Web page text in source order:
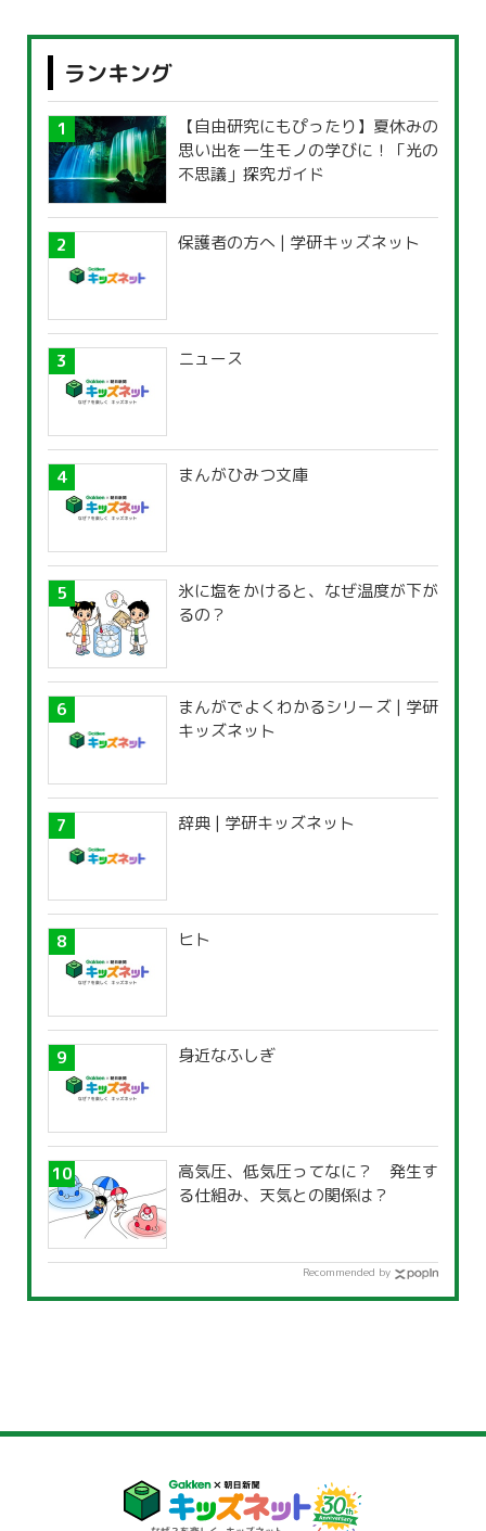
ランキング
【自由研究にもぴったり】夏休みの
思い出を一生モノの学びに！「光の
不思議」探究ガイド
保護者の方へ | 学研キッズネット
ニュース
まんがひみつ文庫
氷に塩をかけると、なぜ温度が下が
るの？
まんがでよくわかるシリーズ | 学研
キッズネット
辞典 | 学研キッズネット
ヒト
身近なふしぎ
高気圧、低気圧ってなに？ 発生す
る仕組み、天気との関係は？
Recommended by